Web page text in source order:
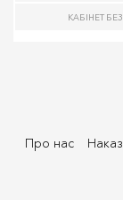
КАБІНЕТ
Про нас